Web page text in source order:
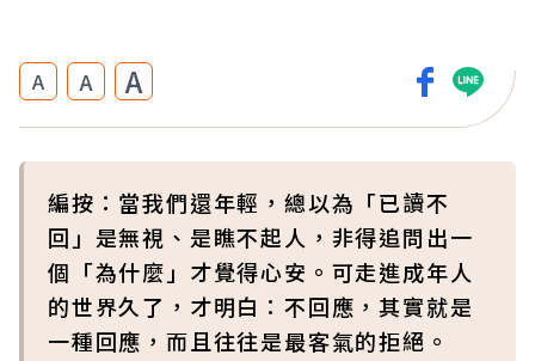
A A A
編按：當我們還年輕，總以為「已讀不
回」是無視、是瞧不起人，非得追問出一
個「為什麼」才覺得心安。可走進成年人
的世界久了，才明白：不回應，其實就是
一種回應，而且往往是最客氣的拒絕。